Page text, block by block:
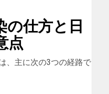
の仕方と日
点
、主に次の3つの経路で